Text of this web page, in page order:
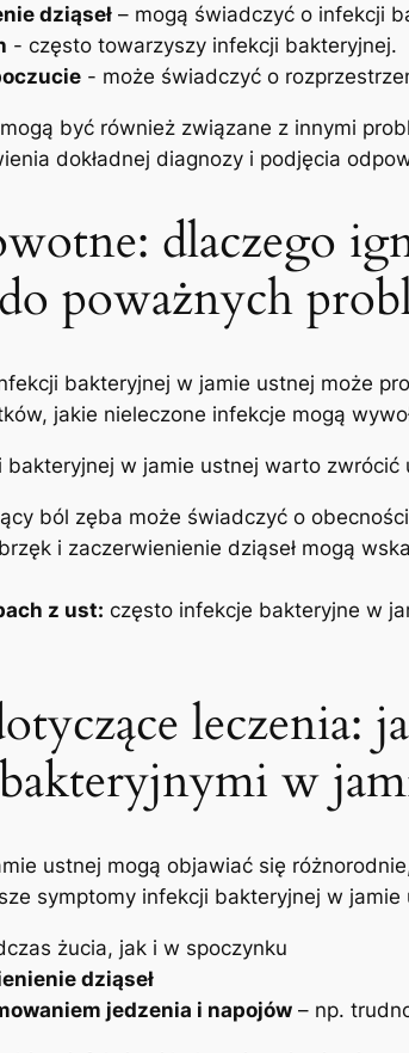
dziąseł – mogą świadczyć o ‍infekcji
‍- często​ towarzyszy infekcji bakteryjnej.
-‌ może świadczyć o
być również związane z⁤ innymi
‍dokładnej ‍diagnozy i podjęcia
dlaczego
poważnych
bakteryjnej w jamie​ ustnej ‍może‍
jakie nieleczone infekcje mogą
w jamie ustnej warto zwrócić
ból zęba może ⁤świadczyć​ o
i zaczerwienienie dziąseł mogą
z ust: często infekcje bakteryjne w
leczenia:
w​
‍ustnej mogą⁢ objawiać się
symptomy ‌infekcji bakteryjnej w ‌jamie
żucia, jak i w spoczynku
dziąseł
jedzenia i napojów – np.